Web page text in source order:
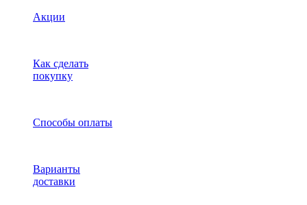
Акции
Как сделать
покупку
Способы оплаты
Варианты
доставки